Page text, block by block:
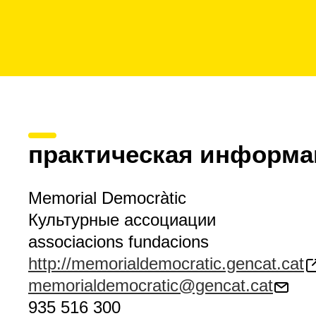
практическая
Memorial Democràtic
Культурные ассоциации
associacions fundacions
http://memorialdemocratic.gencat.cat
memorialdemocratic@gencat.cat
935 516 300